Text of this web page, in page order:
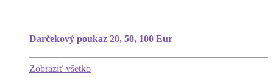
Darčekový poukaz 20, 50, 100 Eur
Zobraziť všetko